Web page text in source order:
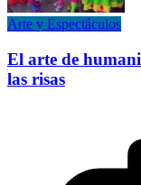
Arte y Espectáculos
El arte de
las risas